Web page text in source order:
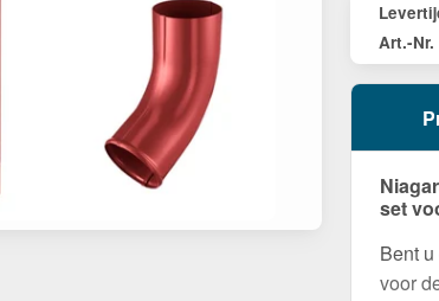
Art.-Nr.
set
Bent
voor